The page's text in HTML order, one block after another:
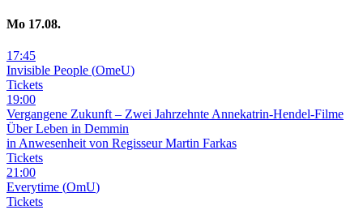
Mo 17.08.
17:45
Invisible People (OmeU)
Tickets
19:00
Vergangene Zukunft – Zwei Jahrzehnte Annekatrin-Hendel-Filme
Über Leben in Demmin
in Anwesenheit von Regisseur Martin Farkas
Tickets
21 :00
Everytime (OmU)
Tickets